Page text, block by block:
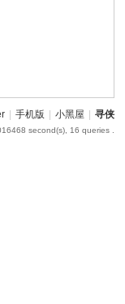
手机版 小黑屋 寻侠
second(s), 16 queries .